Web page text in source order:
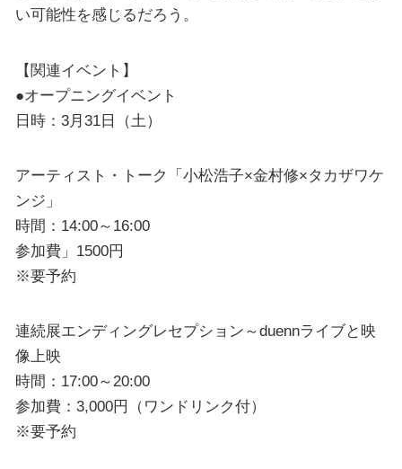
い可能性を感じるだろう。
【関連イベント】
●オープニングイベント
日時：3月31日（土）
アーティスト・トーク「小松浩子×金村修×タカザワケ
ンジ」
時間：14:00～16:00
参加費」1500円
※要予約
連続展エンディングレセプション～duennライブと映
像上映
時間：17:00～20:00
参加費：3,000円（ワンドリンク付）
※要予約